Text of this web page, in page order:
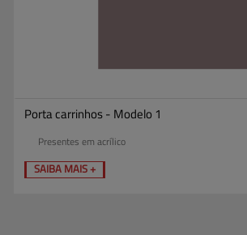
Porta carrinhos - Modelo 1
Presentes em acrílico
SAIBA MAIS +